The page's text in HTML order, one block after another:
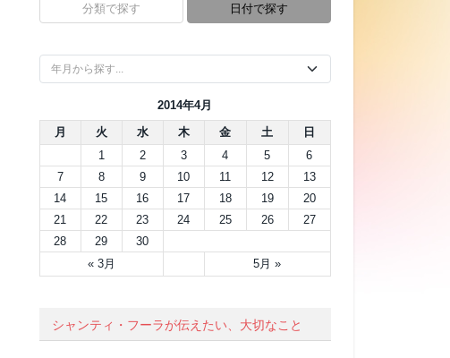
分類で探す 日付で探す
2014年4月
月
火 水 木 金 土 日
« 3月 5月 »
1 2 3 4 5
6
7
8 9 10 11 12
13
14
15 16 17 18 19
20
21
22 23 24 25 26
27
28
29 30
シャンティ・フーラが伝えたい、大切なこと